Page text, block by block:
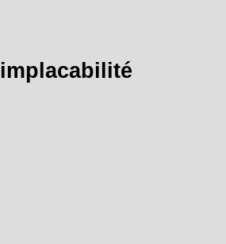
implacabilité